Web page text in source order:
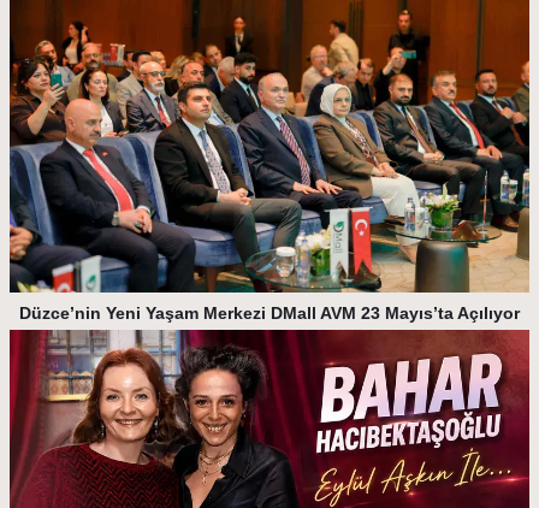
Düzce’nin Yeni Yaşam Merkezi DMall AVM 23 Mayıs’ta Açılıyor